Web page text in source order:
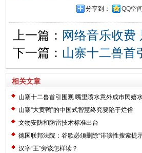
分享到： QQ空间
上一篇： 网络音乐收费
下一篇： 山寨十二兽首
相关文章
山寨十二兽首引围观 嘴里喷水意外成市民嬉
山寨“大黄鸭”的中国式智慧终究要陷于烂俗
文物安防和防雷技术标准出台
德国联邦法院：谷歌必须删除“诽谤性搜索提
汉字“王”旁该怎样读？